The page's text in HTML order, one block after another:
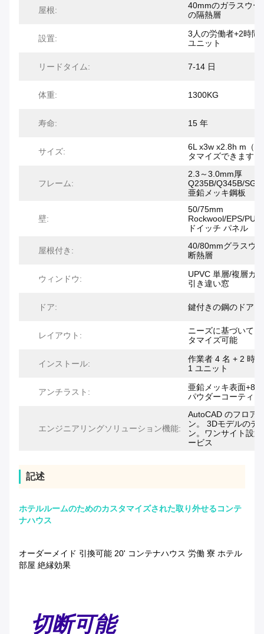
屋根:
40mmのガラスウー
の隔熱層
設置:
3人の労働者+2時間
ユニット
リードタイム: 7-14 日
体重: 1300KG
寿命: 15 年
サイズ:
6L x3w x2.8h m（
タマイズできます）
フレーム:
2.3～3.0mm厚
Q235B/Q345B/
亜鉛メッキ鋼板
壁:
50/75mm
Rockwool/EPS/PU
ドイッチ パネル
屋根付き:
40/80mmグラスウ
断熱層
ウィンドウ:
UPVC 単層/複層ガ
引き違い窓
ドア: 鍵付きの鋼のドア
レイアウト:
ニーズに基づいてカ
タマイズ可能
インストール:
作業者 4 名 + 2 時
1 ユニット
アンチラスト:
亜鉛メッキ表面
パウダーコーティン
エンジニアリングソリューション機能:
AutoCAD のフロア
ン。 3Dモデルのデ
ン。ワンサイト設置
ービス
記述
ホテルルームのためのカスタマイズされた取り外せるコンテ
ナハウス
オーダーメイド 引換可能 20' コンテナハウス 労働 寮 ホテル
部屋 絶縁効果
切断可能